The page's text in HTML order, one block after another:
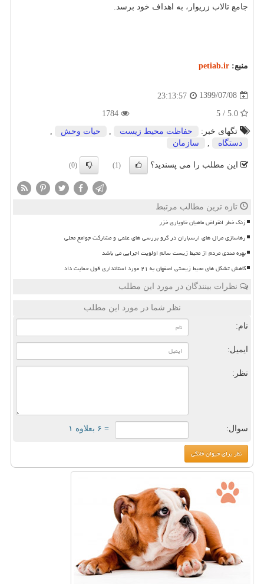
جامع تالاب زریوار، به اهداف خود برسد.
منبع: petiab.ir
1399/07/08
23:13:57
تگهای خبر:
حفاظت محیط زیست حیات وحش
دستگاه
سازمان
این مطلب را می پسندید؟ (1)
(0)
تازه ترین مطالب مرتبط
زنگ خطر انقراض ماهیان خاویاری خزر
رهاسازی مرال های ارسباران در گرو بررسی های علمی و مشارکت جوامع محلی
بهره مندی مردم از محیط زیست سالم اولویت اجرایی می باشد
کاهش تشکل های محیط زیستی اصفهان به ۲۱ مورد استانداری قول حمایت داد
نظرات بینندگان در مورد این مطلب
نظر شما در مورد این مطلب
نام:
ایمیل:
نظر:
سوال: = ۶ بعلاوه ۱